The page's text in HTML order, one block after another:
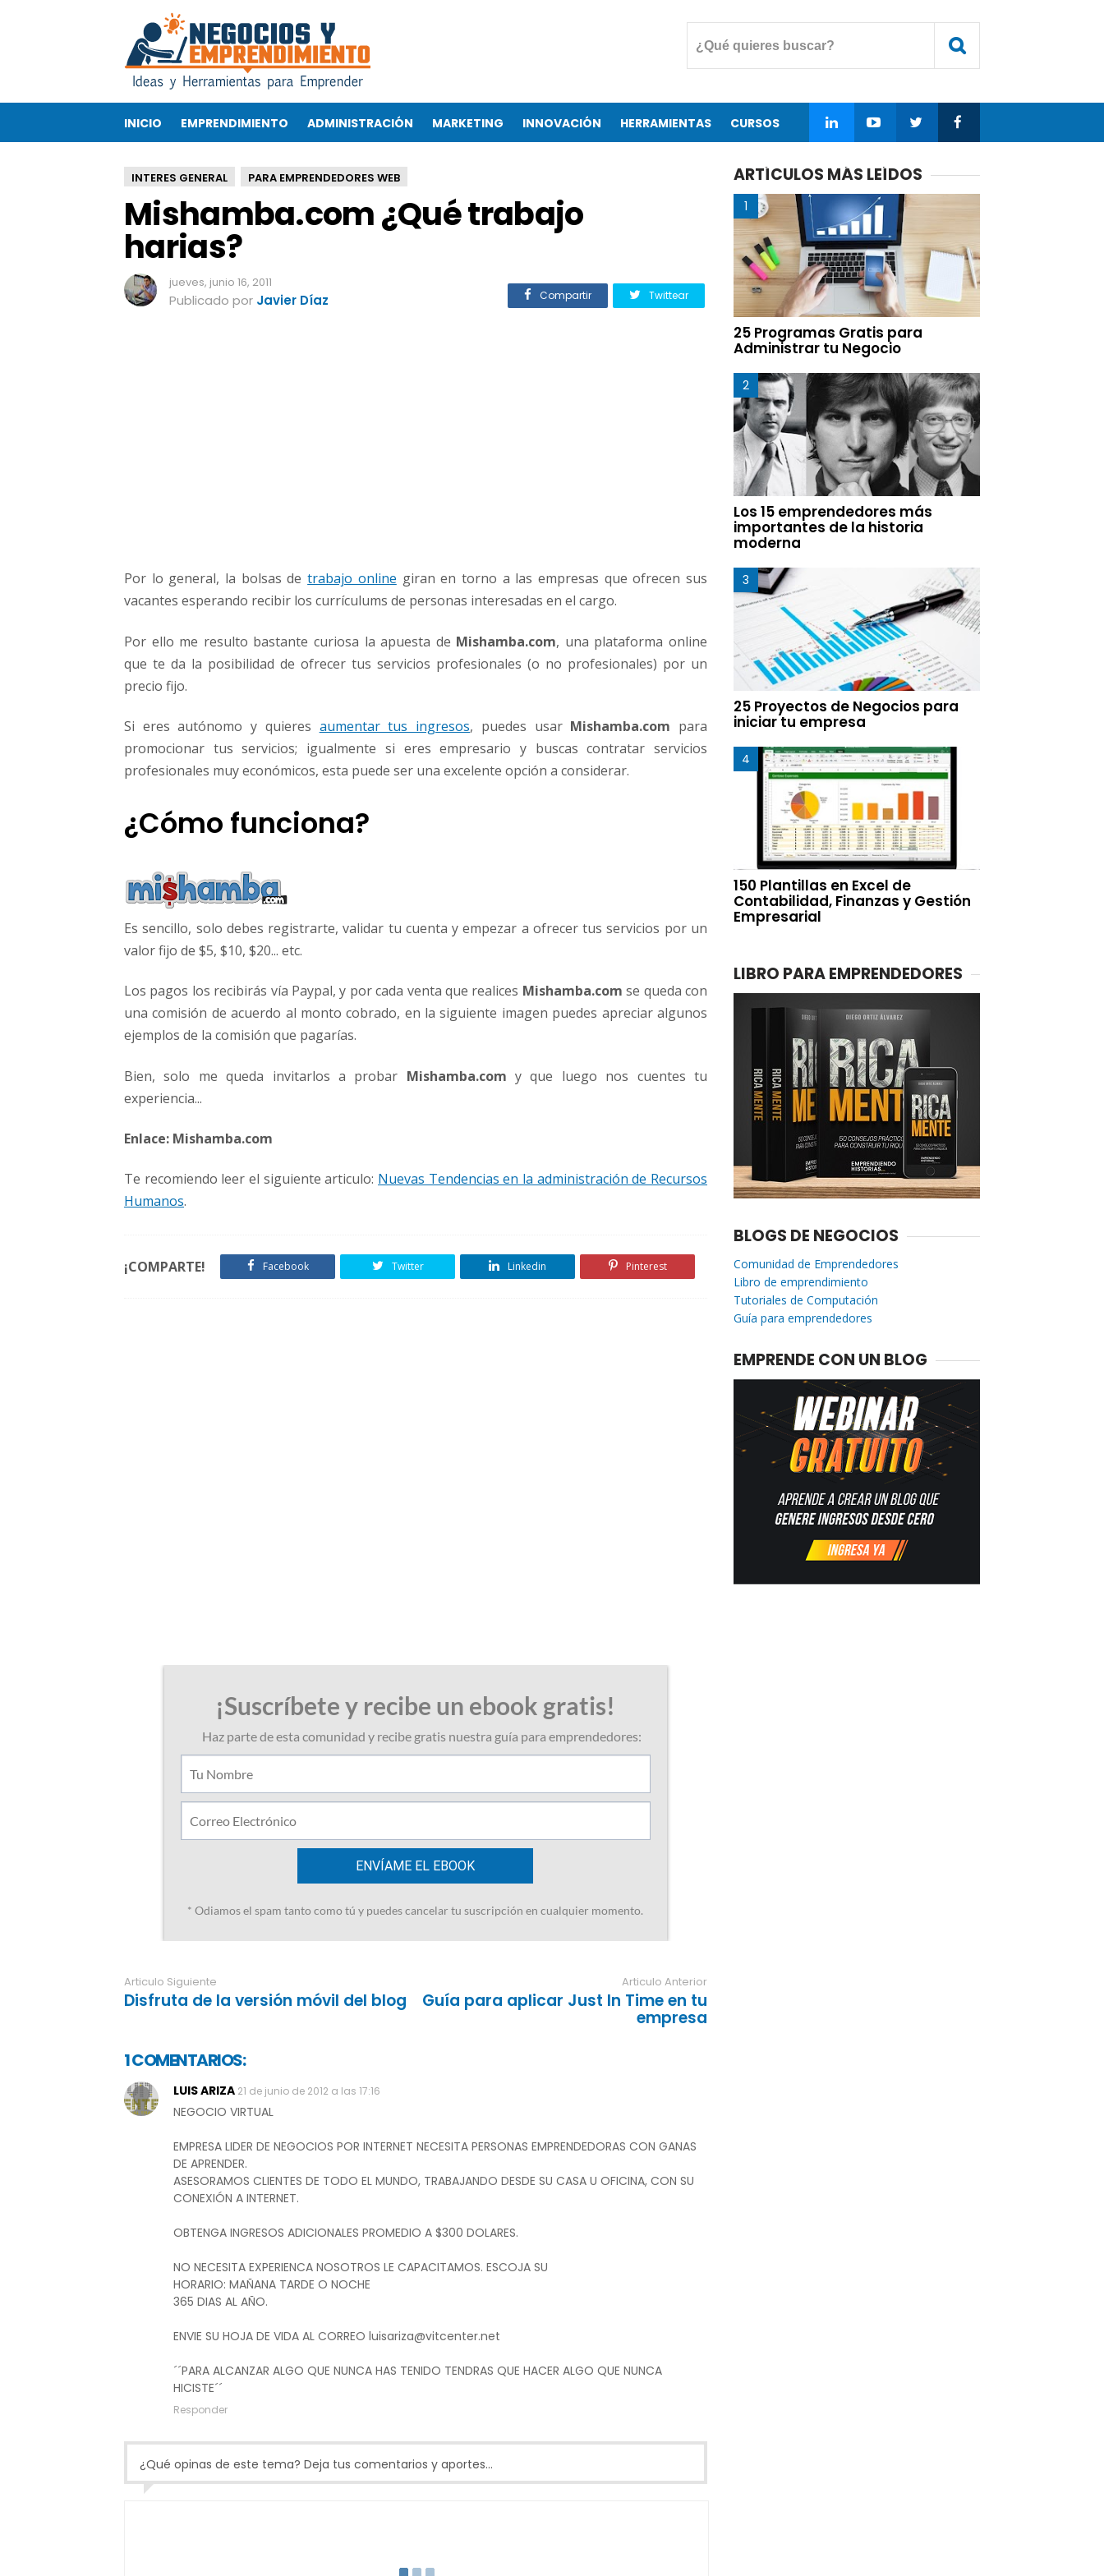
s
b
a
.
c
o
m
¿
Q
u
é
INICIO EMPRENDIMIENTO ADMINISTRACIÓN MARKETING INNOVACIÓN HERRAMIENTAS CURSOS
INTERES GENERAL PARA EMPRENDEDORES WEB
Mishamba.com ¿Qué trabajo
harias?
jueves, junio 16, 2011
Publicado por Javier Díaz Compartir Twittear
Por lo general, la bolsas detrabajo online giran en torno a las empresas que ofrecen sus
vacantes esperando recibir los currículums de personas interesadas en el cargo.
Por ello me resulto bastante curiosa la apuesta de Mishamba.com, una plataforma online
que te da la posibilidad de ofrecer tus servicios profesionales (o no profesionales) por un
precio fijo.
Si eres autónomo y quieres aumentar tus ingresos, puedes usar Mishamba.com para
promocionar tus servicios; igualmente si eres empresario y buscas contratar servicios
profesionales muy económicos, esta puede ser una excelente opción a considerar.
¿Cómo funciona?
Es sencillo, solo debes registrarte, validar tu cuenta y empezar a ofrecer tus servicios por un
valor fijo de $5, $10, $20... etc.
Los pagos los recibirás vía Paypal, y por cada venta que realices Mishamba.com se queda con
una comisión de acuerdo al monto cobrado, en la siguiente imagen puedes apreciar algunos
ejemplos de la comisión que pagarías.
Bien, solo me queda invitarlos a probar Mishamba.com y que luego nos cuentes tu
experiencia...
Enlace: Mishamba.com
Te recomiendo leer el siguiente articulo: Nuevas Tendencias en la administración de Recursos
Humanos.
¡COMPARTE! Facebook Twitter Linkedin Pinterest
Articulo Siguiente
Disfruta de la versión móvil del blog
Articulo Anterior
Guía para aplicar Just In Time en tu
empresa
1 COMENTARIOS:
LUIS ARIZA 21 de junio de 2012 a las 17:16
NEGOCIO VIRTUAL
EMPRESA LIDER DE NEGOCIOS POR INTERNET NECESITA PERSONAS EMPRENDEDORAS CON GANAS
DE APRENDER.
ASESORAMOS CLIENTES DE TODO EL MUNDO, TRABAJANDO DESDE SU CASA U OFICINA, CON SU
CONEXIÓN A INTERNET.
OBTENGA INGRESOS ADICIONALES PROMEDIO A $300 DOLARES.
NO NECESITA EXPERIENCA NOSOTROS LE CAPACITAMOS. ESCOJA SU
HORARIO: MAÑANA TARDE O NOCHE
365 DIAS AL AÑO.
ENVIE SU HOJA DE VIDA AL CORREO luisariza@vitcenter.net
´´PARA ALCANZAR ALGO QUE NUNCA HAS TENIDO TENDRAS QUE HACER ALGO QUE NUNCA
HICISTE´´
Responder
¿Qué opinas de este tema? Deja tus comentarios y aportes...
ARTÍCULOS MÁS LEÍDOS
25 Programas Gratis para
Administrar tu Negocio
Los 15 emprendedores más
importantes de la historia
moderna
25 Proyectos de Negocios para
iniciar tu empresa
150 Plantillas en Excel de
Contabilidad, Finanzas y Gestión
Empresarial
LIBRO PARA EMPRENDEDORES
BLOGS DE NEGOCIOS
Comunidad de Emprendedores
Libro de emprendimiento
Tutoriales de Computación
Guía para emprendedores
EMPRENDE CON UN BLOG